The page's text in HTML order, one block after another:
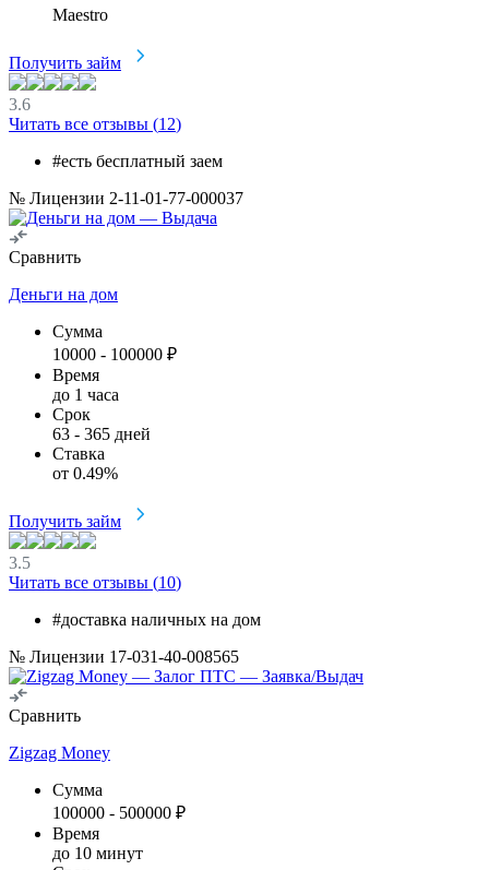
Maestro
Получить займ
3.6
Читать все отзывы (12)
#есть бесплатный заем
№ Лицензии 2-11-01-77-000037
Сравнить
Деньги на дом
Сумма
10000 - 100000 ₽
Время
до 1 часа
Срок
63 - 365 дней
Ставка
от 0.49%
Получить займ
3.5
Читать все отзывы (10)
#доставка наличных на дом
№ Лицензии 17-031-40-008565
Сравнить
Zigzag Money
Сумма
100000 - 500000 ₽
Время
до 10 минут